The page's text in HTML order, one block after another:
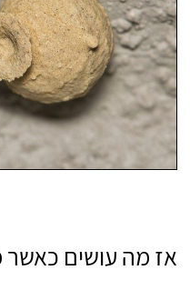
אז מה עושים כאשר